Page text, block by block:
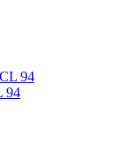
94